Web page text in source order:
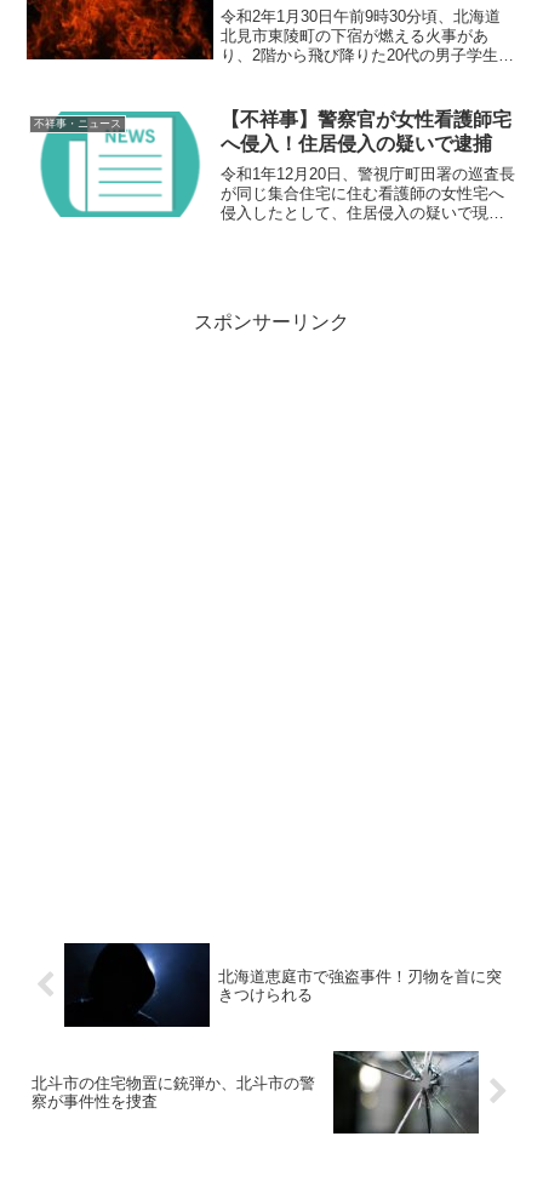
令和2年1月30日午前9時30分頃、北海道
北見市東陵町の下宿が燃える火事があ
り、2階から飛び降りた20代の男子学生が
下宿に住む北見工業大学の男子学生が軽
いけがをしまし...
不祥事・ニュース
【不祥事】警察官が女性看護師宅
へ侵入！住居侵入の疑いで逮捕
令和1年12月20日、警視庁町田署の巡査長
が同じ集合住宅に住む看護師の女性宅へ
侵入したとして、住居侵入の疑いで現行
スポンサーリンク
北海道恵庭市で強盗事件！刃物を首に突
きつけられる
北斗市の住宅物置に銃弾か、北斗市の警
察が事件性を捜査